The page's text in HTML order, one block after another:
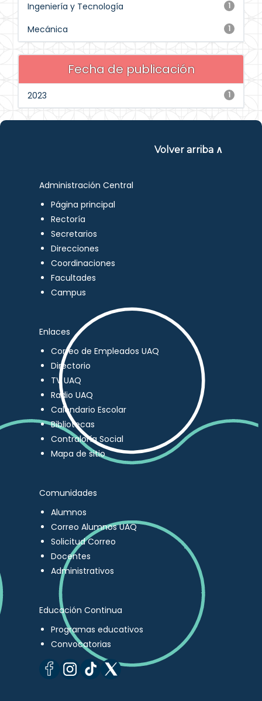
1
Ingeniería y Tecnología
1
Mecánica
Fecha de publicación
1
2023
Volver arriba ∧
Administración Central
Página principal
Rectoría
Secretarios
Direcciones
Coordinaciones
Facultades
Campus
Enlaces
Correo de Empleados UAQ
Directorio
TV UAQ
Radio UAQ
Calendario Escolar
Bibliotecas
Contraloría Social
Mapa de sitio
Comunidades
Alumnos
Correo Alumnos UAQ
Solicitud Correo
Docentes
Administrativos
Educación Continua
Programas educativos
Convocatorias